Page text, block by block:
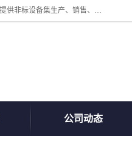
公司主营换热器.换热设备、供水设备，核心产品涵盖：管壳式换热器、换热机组、不锈钢组合式水箱、水处理设备等，提供非标设备集生产、销售、安装一体化服务，可满足全国酒店、学校、医院、商业综合体、工业项目等多场景换热与供水需求。
公司动态